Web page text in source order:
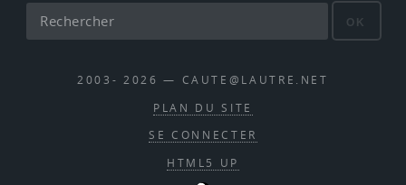
OK
2003- 2026 — CAUTE@LAUTRE.NET
PLAN DU SITE
SE CONNECTER
HTML5 UP